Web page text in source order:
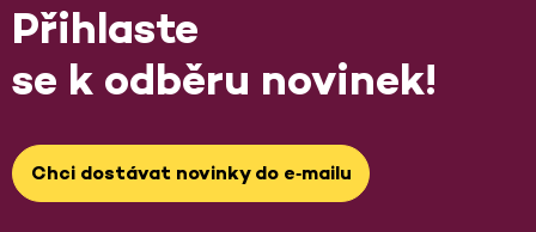
Přihlaste
se k odběru novinek!
Chci dostávat novinky do e‑mailu